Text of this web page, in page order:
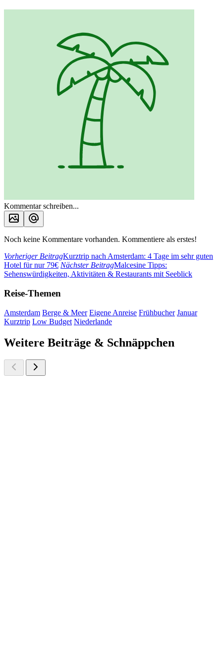
Kommentar schreiben...
Noch keine Kommentare vorhanden. Kommentiere als erstes!
Vorheriger BeitragKurztrip nach Amsterdam: 4 Tage im sehr guten
Hotel für nur 79€ Nächster BeitragMalcesine Tipps:
Sehenswürdigkeiten, Aktivitäten & Restaurants mit Seeblick
Reise-Themen
Amsterdam Berge & Meer Eigene Anreise Frühbucher Januar
Kurztrip Low Budget Niederlande
Weitere Beiträge & Schnäppchen